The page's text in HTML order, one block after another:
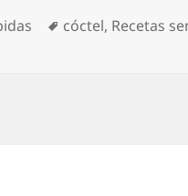
Etiquetas
cóctel, Recetas